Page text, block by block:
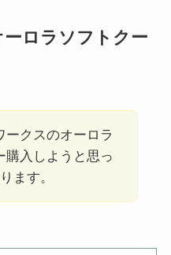
ロラソフトクー
ークスのオーロラ
購入しようと思っ
ます。